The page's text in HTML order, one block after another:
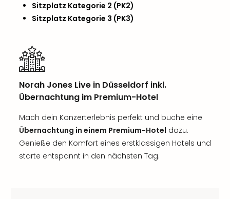
Sitzplatz Kategorie 2 (PK2)
Sitzplatz Kategorie 3 (PK3)
Norah Jones Live in Düsseldorf inkl.
Übernachtung im Premium-Hotel
Mach dein Konzerterlebnis perfekt und buche eine
Übernachtung in einem Premium-Hotel dazu.
Genieße den Komfort eines erstklassigen Hotels und
starte entspannt in den nächsten Tag.